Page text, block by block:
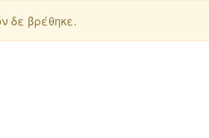
δε βρέθηκε.